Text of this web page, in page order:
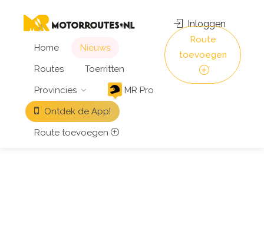
Home
Nieuws
Routes
Toerritten
Provincies
MR Pro
Ontdek de App!
Route toevoegen
Inloggen
Route
toevoegen